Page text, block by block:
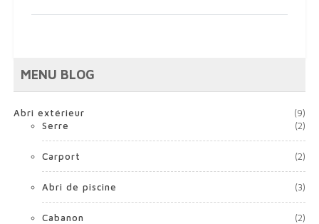
MENU BLOG
Abri extérieur
(9)
Serre
(2)
Carport (2)
Abri de piscine (3)
Cabanon (2)